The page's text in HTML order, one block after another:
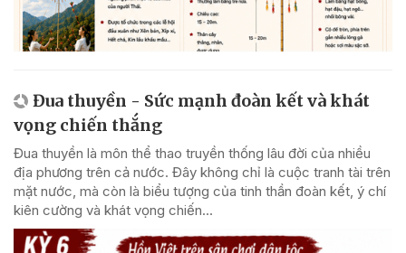
Đua thuyền - Sức mạnh đoàn kết và khát
vọng chiến thắng
Đua thuyền là môn thể thao truyền thống lâu đời của nhiều
địa phương trên cả nước. Đây không chỉ là cuộc tranh tài trên
mặt nước, mà còn là biểu tượng của tinh thần đoàn kết, ý chí
kiên cường và khát vọng chiến...